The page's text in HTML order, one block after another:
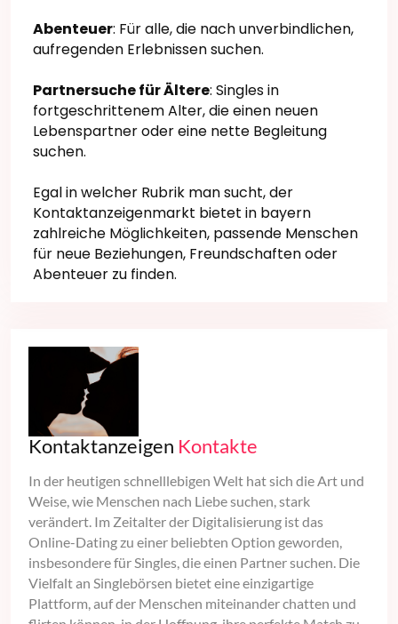
Abenteuer: Für alle, die nach unverbindlichen,
aufregenden Erlebnissen suchen.
Partnersuche für Ältere: Singles in
fortgeschrittenem Alter, die einen neuen
Lebenspartner oder eine nette Begleitung
suchen.
Egal in welcher Rubrik man sucht, der
Kontaktanzeigenmarkt bietet in bayern
zahlreiche Möglichkeiten, passende Menschen
für neue Beziehungen, Freundschaften oder
Abenteuer zu finden.
Kontaktanzeigen Kontakte
In der heutigen schnelllebigen Welt hat sich die Art und
Weise, wie Menschen nach Liebe suchen, stark
verändert. Im Zeitalter der Digitalisierung ist das
Online-Dating zu einer beliebten Option geworden,
insbesondere für Singles, die einen Partner suchen. Die
Vielfalt an Singlebörsen bietet eine einzigartige
Plattform, auf der Menschen miteinander chatten und